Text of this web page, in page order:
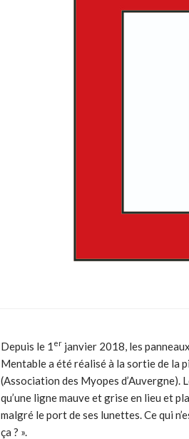
Depuis le 1 er janvier 2018, les panneaux
Mentable a été réalisé à la sortie de la
(Association des Myopes d’Auvergne).
qu’une ligne mauve et grise en lieu et
malgré le port de ses lunettes. Ce qui
ça ? ».